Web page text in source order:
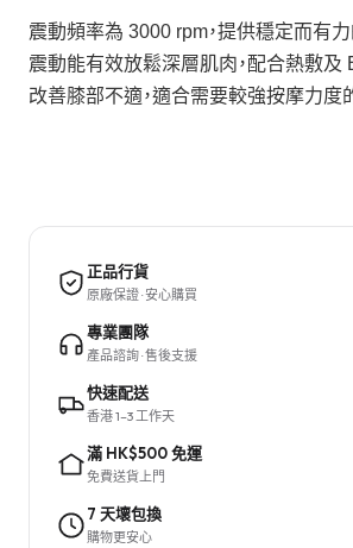
震動頻率為 3000 rpm，提供穩定而有
震動能有效放鬆深層肌肉，配合熱敷及
改善膝部不適，適合需要較強按摩力度
正品行貨
原廠保證 · 安心購買
專業團隊
產品諮詢 · 售後支援
快速配送
香港 1–3 工作天
滿 HK$500 免運
免費送貨上門
7 天壞包換
購物更安心